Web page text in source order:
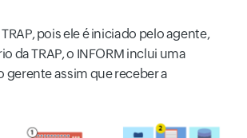
pois ele é iniciado pelo agente,
da TRAP, o INFORM inclui uma
assim que receber a